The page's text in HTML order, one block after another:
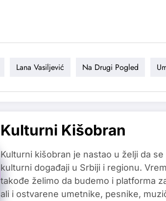
Lana Vasiljević Na Drugi Pogled
Kulturni Kišobran
Kulturni kišobran je nastao u želji da
kulturni događaji u Srbiji i regionu.
takođe želimo da budemo i platforma
ali i ostvarene umetnike, pesnike,